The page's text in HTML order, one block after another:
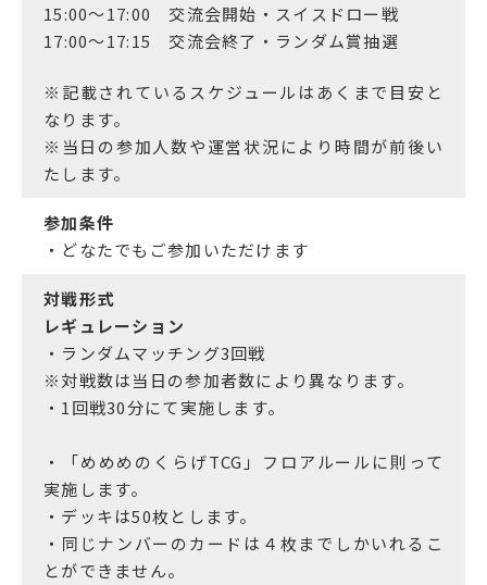
15:00～17:00 交流会開始・スイスドロー戦
17:00〜17:15 交流会終了・ランダム賞抽選
※記載されているスケジュールはあくまで目安と
なります。
※当日の参加人数や運営状況により時間が前後い
たします。
参加条件
・どなたでもご参加いただけます
対戦形式
レギュレーション
・ランダムマッチング3回戦
※対戦数は当日の参加者数により異なります。
・1回戦30分にて実施します。
・「めめめのくらげTCG」フロアルールに則って
実施します。
・デッキは50枚とします。
・同じナンバーのカードは４枚までしかいれるこ
とができません。